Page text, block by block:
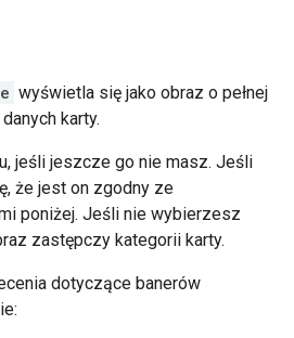
wyświetla się jako obraz o pełnej
karty.
jeśli jeszcze go nie masz. Jeśli
że jest on zgodny ze
poniżej. Jeśli nie wybierzesz
zastępczy kategorii karty.
dotyczące banerów